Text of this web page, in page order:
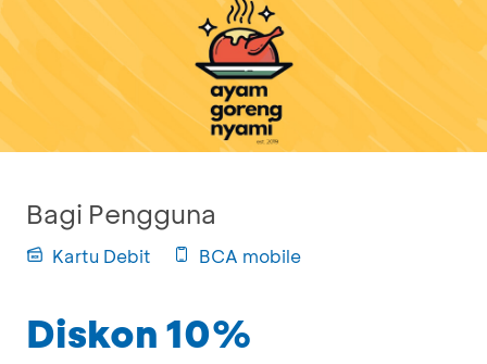
Bagi Pengguna
Kartu Debit BCA mobile
Diskon 10%